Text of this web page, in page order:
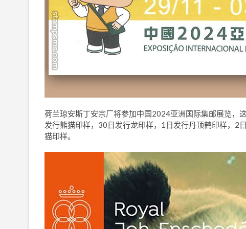
荷兰琼安斯丁安宗厂将参加中国2024亚洲国际集邮展览，
发行熊猫印样，30日发行龙印样，1日发行丹顶鹤印样，2
猫印样。